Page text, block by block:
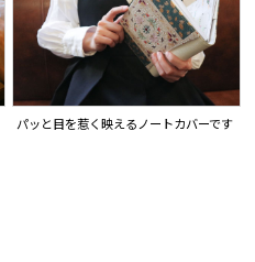
パッと目を惹く映えるノートカバーです